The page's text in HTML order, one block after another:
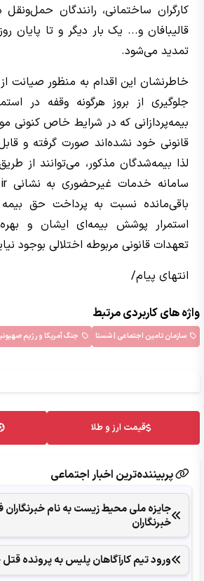
کارگران ساختمانی، رانندگان
تمدید می‌شود.
خاطرنشان این اقدام به منظور صیانت
جلوگیری از بروز هرگونه وقفه در
بیمه‌پردازانی که در شرایط خاص کنونی
قانونی خود نشده‌اند صورت گرفته و
لذا بیمه‌شدگان مذکور، می‌توانند از
باقی‌مانده نسبت به پرداخت حق بیمه
استمرار پوشش بیمه‌ای ایشان و
تعهدات قانونی مربوطه اختلالی بوجود
انتهای پیام/
واژه های کاربردی مرتبط
سازمان تامین اجتماعی | شستا جنگ آمریکا و رژیم
قیمت ارز و طلا
پربیننده‌ترین اخبار اجتماعی
جایزه ملی محیط زیست به نام خبرنگاران
خبرنگاران
ورود تیم کارآگاهان پلیس به پرونده